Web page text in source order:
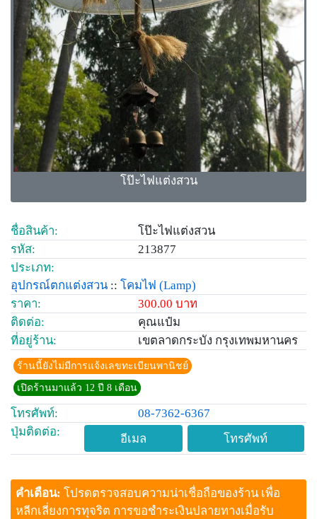
โป๊ะไฟแต่งสวน
ชื่อสินค้า:
โป๊ะไฟแต่งสวน
รหัส:
213877
ประเภท:
อุปกรณ์ตกแต่งสวน :: โคมไฟ (Lamp)
ราคา:
300.00 บาท
ติดต่อ:
คุณแป๋ม
ที่อยู่ร้าน:
เขตลาดกระบัง กรุงเทพมหานคร
ร้านนี้ยังไม่มีการแจ้งเลขทะเบียนพานิชย์
เปิดร้านมาแล้ว 12 ปี 8 เดือน
โทรศัพท์:
08-7362-6367
ปุ่มติดต่อ:
อีเมล โทรศัพท์
คำเตือน: โปรดตรวจสอบความน่าเชื่อถือของร้าน เพื่อ
หลีกเลี่ยงการทุจริต การขอชำระเงินปลายทางเมื่อรับ